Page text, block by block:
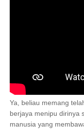
Ya, beliau memang
berjaya menipu dirinya
manusia yang